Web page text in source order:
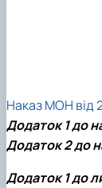
Наказ МОН від
Додаток 1 до
Додаток 2 до
Додаток 1 до